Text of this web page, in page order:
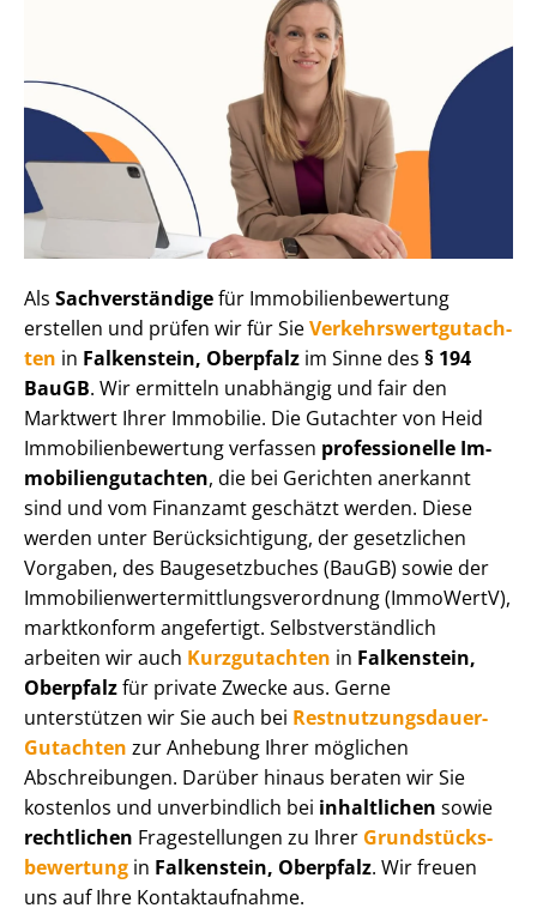
Als Sachverständigefür Im­mo­bi­li­en­be­wer­tung
erstellen und prüfen wir für SieVer­kehrs­wert­gut­ach­
ten in Falkenstein, Oberpfalz im Sinne des § 194
BauGB. Wir ermitteln unabhängig und fair den
Marktwert Ihrer Immobilie. Die Gutachter von Heid
Im­mo­bi­li­en­be­wer­tung verfassen professionelle Im­
mo­bi­li­en­gut­ach­ten, die bei Gerichten anerkannt
sind und vom Finanzamt geschätzt werden. Diese
werden unter Be­rück­sich­ti­gung, der gesetzlichen
Vorgaben, des Baugesetzbuches (BauGB) sowie der
Im­mo­bi­li­en­wert­ermitt­lungs­ver­ord­nung (ImmoWertV),
marktkonform angefertigt. Selbst­ver­ständ­lich
arbeiten wir auch Kurzgutachten in Falkenstein,
Oberpfalzfür private Zwecke aus. Gerne
unterstützen wir Sie auch bei Rest­nut­zungs­dau­er-
Gutachten zur Anhebung Ihrer möglichen
Abschreibungen. Darüber hinaus beraten wir Sie
kostenlos und unverbindlich bei inhaltlichen sowie
rechtlichen Fragestellungen zu Ihrer Grund­stücks­
be­wer­tung in Falkenstein, Oberpfalz. Wir freuen
uns auf Ihre Kontaktaufnahme.